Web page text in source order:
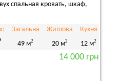
спальная кровать, шкаф,
Загальна
49 м2
Житлова
20 м2
Кухня
12 м2
14 000 грн